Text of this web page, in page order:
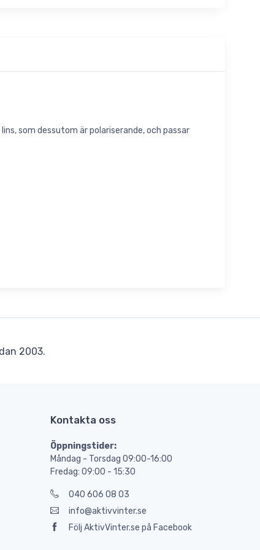
som dessutom är polariserande, och passar
2003.
Kontakta oss
Öppningstider:
Måndag - Torsdag 09:00-16:00
Fredag: 09:00 - 15:30
040 606 08 03
info@aktivvinter.se
Följ AktivVinter.se på Facebook